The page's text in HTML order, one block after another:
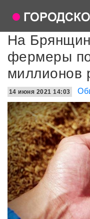
На
фермеры
миллионов
14 июня 2021 14:03